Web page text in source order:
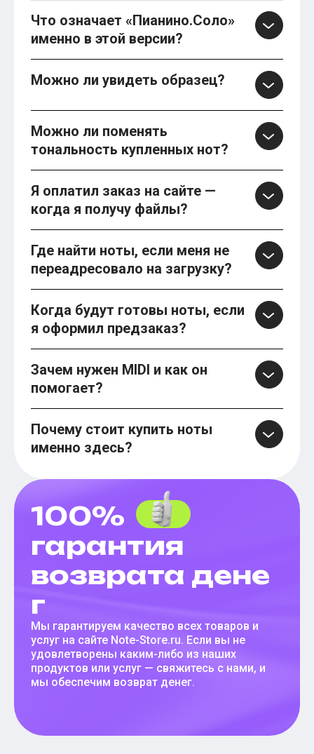
Что означает «Пианино.Соло»
именно в этой версии?
Можно ли увидеть образец?
Можно ли поменять
тональность купленных нот?
Я оплатил заказ на сайте —
когда я получу файлы?
Где найти ноты, если меня не
переадресовало на загрузку?
Когда будут готовы ноты, если
я оформил предзаказ?
Зачем нужен MIDI и как он
помогает?
Почему стоит купить ноты
именно здесь?
100%
гарантия
возврата дене
г
Мы гарантируем качество всех товаров и
услуг на сайте Note-Store.ru. Если вы не
удовлетворены каким-либо из наших
продуктов или услуг — свяжитесь с нами, и
мы обеспечим возврат денег.